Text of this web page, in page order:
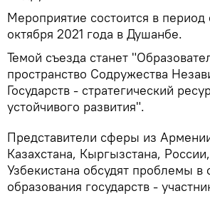
Мероприятие состоится в период
октября 2021 года в Душанбе.
Темой съезда станет
пространство Содружества
Государств - стратегический
устойчивого развития".
Представители сферы из
Казахстана, Кыргызстана,
Узбекистана обсудят проблемы в
образования государств -